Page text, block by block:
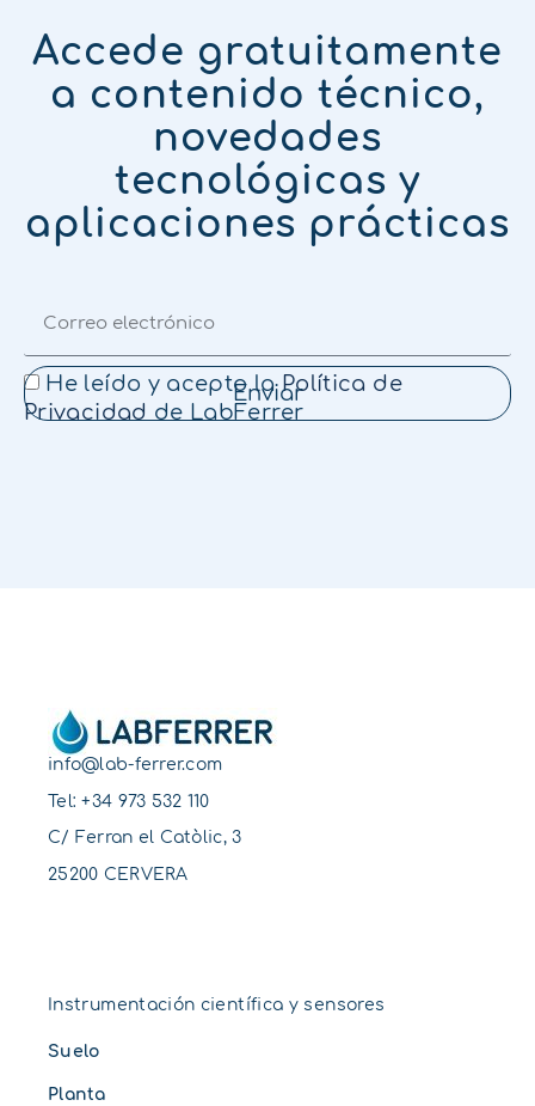
Accede gratuitamente
a contenido técnico,
novedades
tecnológicas y
aplicaciones prácticas
He leído y acepto laPolítica de
Privacidad de LabFerrer
Enviar
info@lab-ferrer.com
Tel:+34 973 532 110
C/ Ferran el Catòlic, 3
25200 CERVERA
Instrumentación científica y sensores
Suelo
Planta